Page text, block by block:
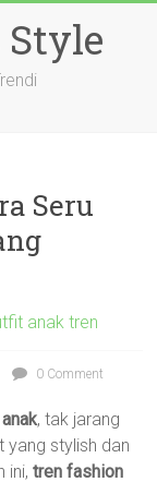
Style
Seru
anak tren
0 Comment
, tak jarang
stylish dan
ini,tren fashion